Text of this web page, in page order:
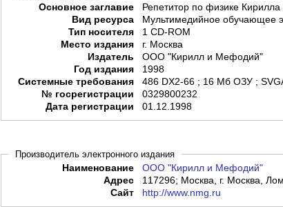
Основное заглавие
Репетитор по физике
Вид ресурса
Мультимедийное обучающее
Тип носителя
1 CD-ROM
Место издания
г. Москва
Издатель
ООО "Кирилл и Мефодий"
Год издания
1998
Системные требования
486 DX2-66 ; 16 Мб ОЗУ ;
№ госрегистрации
0329800232
Дата регистрации
01.12.1998
Производитель электронного издания
Наименование
ООО "Кирилл и Мефодий"
Адрес
117296; Москва, г. Москва,
Сайт
http://www.nmg.ru